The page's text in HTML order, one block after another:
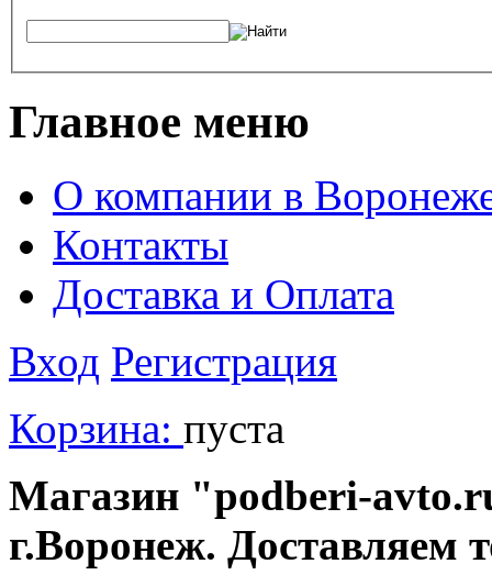
Главное меню
О компании в
Контакты
Доставка и Оплата
Вход Регистрация
Корзина: пуста
Магазин "podberi-
г.Воронеж. Доставляем